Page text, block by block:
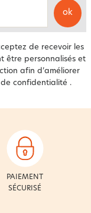
ok
de recevoir les
être personnalisés et
afin d’améliorer
confidentialité .
PAIEMENT
SÉCURISÉ